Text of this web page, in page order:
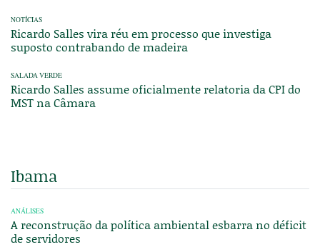
NOTÍCIAS
Ricardo Salles vira réu em processo que investiga
suposto contrabando de madeira
SALADA VERDE
Ricardo Salles assume oficialmente relatoria da CPI do
MST na Câmara
Ibama
ANÁLISES
A reconstrução da política ambiental esbarra no déficit
de servidores